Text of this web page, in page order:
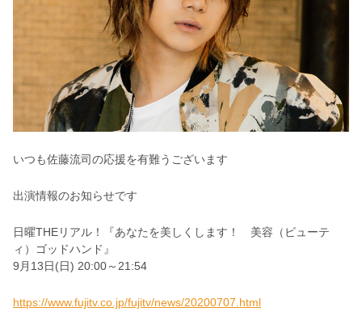
いつも佐藤流司の応援を有難うございます
出演情報のお知らせです
日曜THEリアル！『あなたを美しくします！ 美容（ビューテ
ィ）ゴッドハンド』
9月13日(日) 20:00～21:54
https://www.fujitv.co.jp/fujitv/news/20200707.html